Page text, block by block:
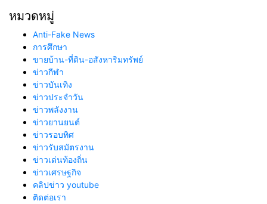
หมวดหมู่
Anti-Fake News
การศึกษา
ขายบ้าน-ที่ดิน-อสังหาริมทรัพย์
ข่าวกีฬา
ข่าวบันเทิง
ข่าวประจำวัน
ข่าวพลังงาน
ข่าวยานยนต์
ข่าวรอบทิศ
ข่าวรับสมัตรงาน
ข่าวเด่นท้องถิ่น
ข่าวเศรษฐกิจ
คลิปข่าว youtube
ติดต่อเรา